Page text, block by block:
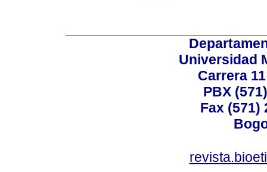
Universidad
Carrera
PBX
Fax (571)